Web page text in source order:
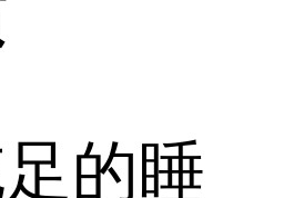
的睡